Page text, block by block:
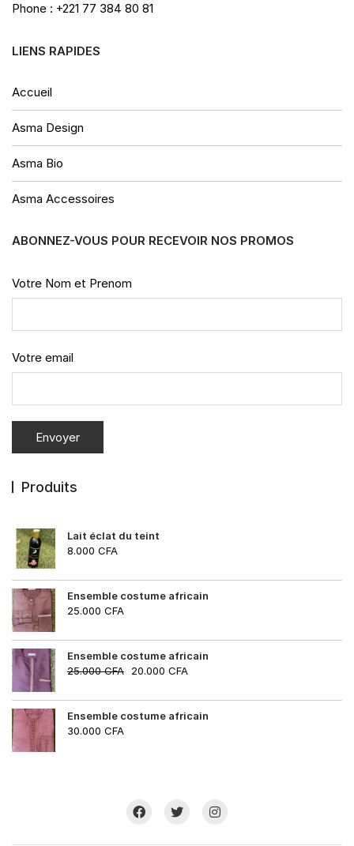
Phone : +221 77 384 80 81
LIENS RAPIDES
Accueil
Asma Design
Asma Bio
Asma Accessoires
ABONNEZ-VOUS POUR RECEVOIR NOS PROMOS
Votre Nom et Prenom
Votre email
Produits
Lait éclat du teint
8.000 CFA
Ensemble costume africain
25.000 CFA
Ensemble costume africain
25.000CFA 20.000 CFA
Ensemble costume africain
30.000 CFA